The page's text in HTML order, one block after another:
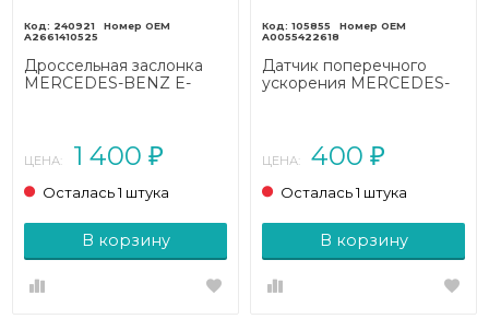
240921
A2661410525
Дроссельная заслонка
MERCEDES-BENZ E-
ЦЕНА: 1 400 ₽
Осталась 1 штука
В корзину
105855
A0055422618
Датчик поперечного
ускорения MERCEDES-
ЦЕНА: 400 ₽
Осталась 1 штука
В корзину